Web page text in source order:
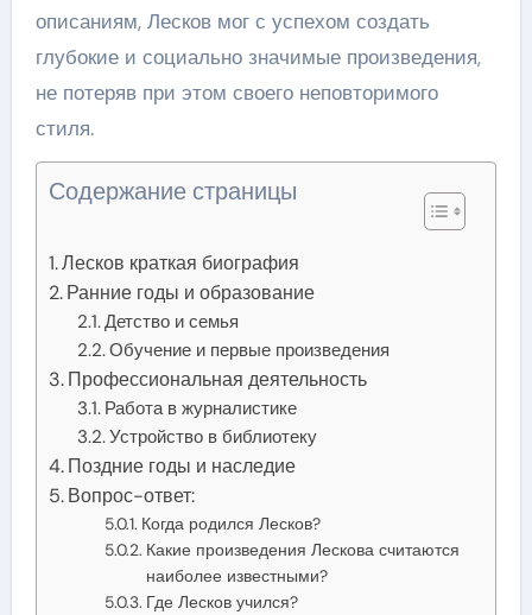
описаниям, Лесков мог с успехом создать
глубокие и социально значимые произведения,
не потеряв при этом своего неповторимого
стиля.
Содержание страницы
Лесков краткая биография
Ранние годы и образование
Детство и семья
Обучение и первые произведения
Профессиональная деятельность
Работа в журналистике
Устройство в библиотеку
Поздние годы и наследие
Вопрос-ответ:
Когда родился Лесков?
Какие произведения Лескова считаются
наиболее известными?
Где Лесков учился?